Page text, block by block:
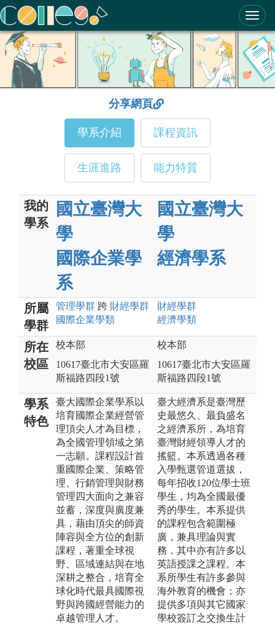
ColleGo! 大學選才與高中育才輔助系統
分享網頁
學系介紹 課程資訊
生涯進路 能力特質
我的
學系
國立臺灣大
學
國際企業學
系
國立臺灣大
學
經濟學系
所屬
學群
管理學群 跨 財經學群
國際企業學類
財經學群
經濟學類
所在
校區
校本部
10617臺北市大安區羅
斯福路四段1號
校本部
10617臺北市大安區羅
斯福路四段1號
學系
特色
臺大國際企業學系以
培育國際企業經營管
理頂尖人才為目標，
為全國管理領域之第
一志願。課程設計首
重國際企業、策略管
理、行銷管理與財務
管理四大面向之兼容
並蓄，深度與廣度兼
具，藉由頂尖的師資
陣容與全方位的創新
課程，著重全球視
野、區域連結與在地
深耕之整合，培育全
球化時代最具國際視
野與跨國經營能力的
卓越管理人才。
臺大經濟系是臺灣歷
史最悠久、最負盛名
之經濟系所，為培育
臺灣財經領導人才的
搖籃。本系透過各種
入學甄選管道選拔，
每年招收120位學士班
學生，均為全國最優
秀的學生。本系提供
的課程包含範圍極
廣，兼具理論與實
務，其中亦有許多以
英語授課之課程。本
系所學生有許多參與
海外教育的機會；亦
提供多項與其它國家
學校簽訂之交換生計